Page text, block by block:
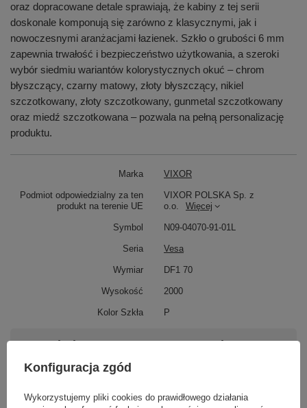
oraz dopracowane detale sprawiają, że kabiny z tej serii
doskonale komponują się zarówno z klasycznymi, jak i
nowoczesnymi aranżacjami łazienek. Szkło o grubości 6 mm
zapewnia trwałość i bezpieczeństwo użytkowania, a szeroki
wybór siedmiu wariantów kolorystycznych okuć – chrom
błyszczący, czarny matowy, złoty błyszczący, nikiel
szczotkowany, złoty szczotkowany, gunmetal szczotkowany
oraz miedź szczotkowana – pozwala na pełną personalizację
produktu.
Marka VIXOR
Podmiot odpowiedzialny za ten
produkt na terenie UE
VIXOR POLSKA Sp. z
o.o.
Więcej
Symbol N09-04070-91-01L
Seria Vesa
Wymiar DF1 70
Wysokość 2000
Kolor Szkła P
Potrzebujesz pomocy? Masz pytania?
Zadaj pytanie a my odpowiemy niezwłocznie,
najciekawsze pytania i odpowiedzi publikując
Konfiguracja zgód
Wykorzystujemy pliki cookies do prawidłowego działania